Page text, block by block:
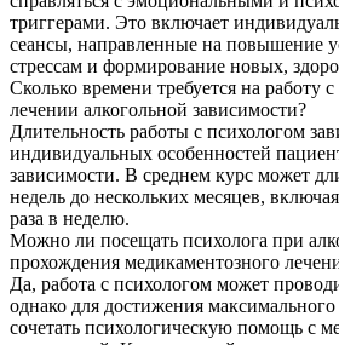
триггерами. Это включает
сеансы, направленные на повышение
стрессам и формирование новых,
Сколько времени требуется на работу
лечении алкогольной зависимости?
Длительность работы с психологом
индивидуальных особенностей
зависимости. В среднем курс может
недель до нескольких месяцев,
раза в неделю.
Можно ли посещать психолога при
прохождения медикаментозного
Да, работа с психологом может
однако для достижения
сочетать психологическую помощь с